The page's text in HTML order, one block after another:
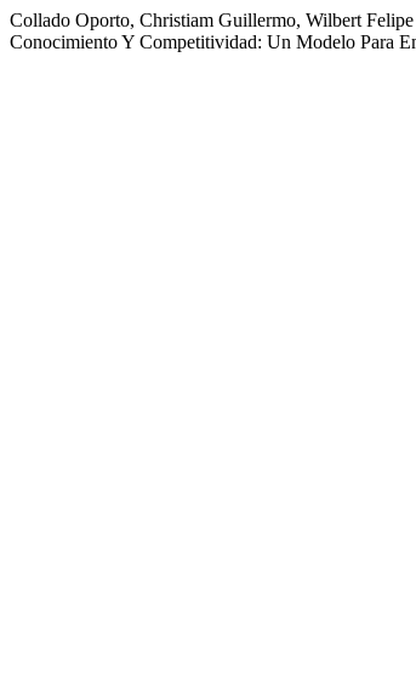
Collado Oporto, Christiam Guillermo, Wilbert
Conocimiento Y Competitividad: Un Modelo Para